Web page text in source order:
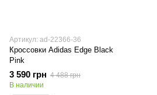
Артикул: ad-22366-36
Кроссовки Adidas Edge Black
Pink
3 590 грн 4 488 грн
В наличии